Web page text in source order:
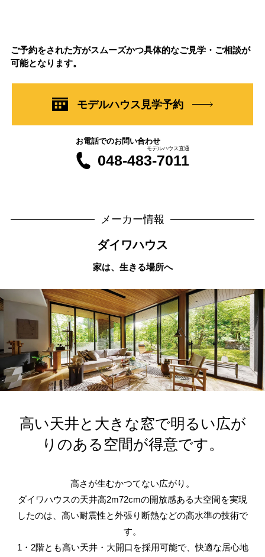
ご予約をされた方がスムーズかつ具体的なご見学・ご相談が
可能となります。
モデルハウス見学予約
お電話でのお問い合わせ
048-483-7011
モデルハウス直通
メーカー情報
ダイワハウス
家は、生きる場所へ
高い天井と大きな窓で明るい広が
りのある空間が得意です。
高さが生むかつてない広がり。
ダイワハウスの天井高2m72cmの開放感ある大空間を実現
したのは、高い耐震性と外張り断熱などの高水準の技術で
す。
1・2階とも高い天井・大開口を採用可能で、快適な居心地